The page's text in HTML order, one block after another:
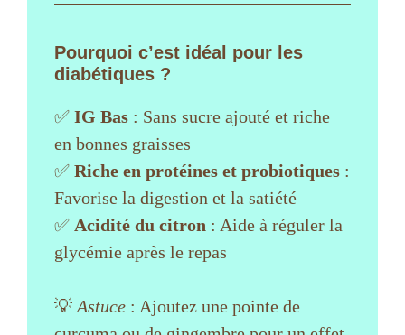
Pourquoi c’est idéal pour les
diabétiques ?
✅ IG Bas : Sans sucre ajouté et riche
en bonnes graisses
✅ Riche en protéines et probiotiques :
Favorise la digestion et la satiété
✅ Acidité du citron : Aide à réguler la
glycémie après le repas
💡 Astuce : Ajoutez une pointe de